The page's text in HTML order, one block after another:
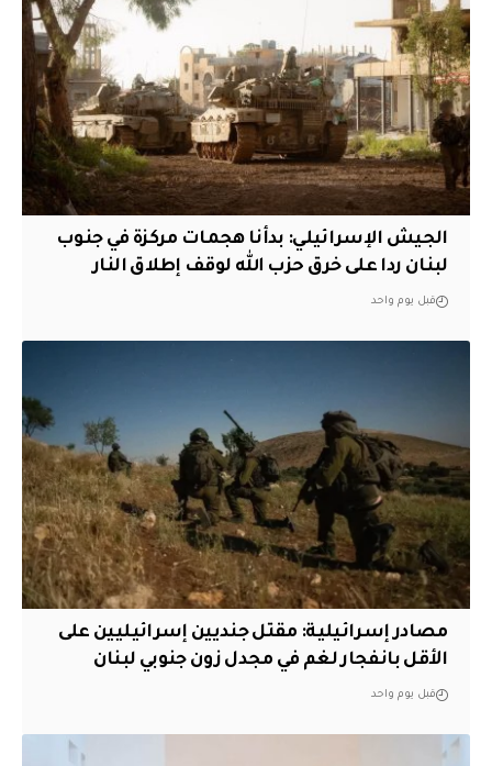
الجيش الإسرائيلي: بدأنا هجمات مركزة في جنوب
لبنان ردا على خرق حزب الله لوقف إطلاق النار
قبل يوم واحد
مصادر إسرائيلية: مقتل جنديين إسرائيليين على
الأقل بانفجار لغم في مجدل زون جنوبي لبنان
قبل يوم واحد